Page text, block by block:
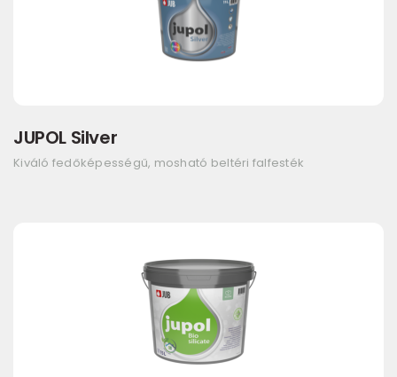
JUPOL Silver
Kiváló fedőképességű, mosható beltéri falfesték